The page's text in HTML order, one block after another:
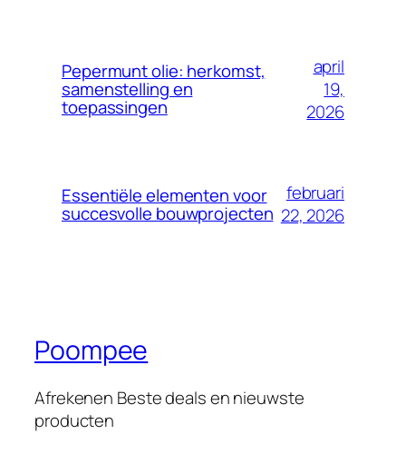
Pepermunt olie: herkomst,
samenstelling en
toepassingen
april
19,
2026
Essentiële elementen voor
succesvolle bouwprojecten
februari
22, 2026
Poompee
Afrekenen Beste deals en nieuwste
producten